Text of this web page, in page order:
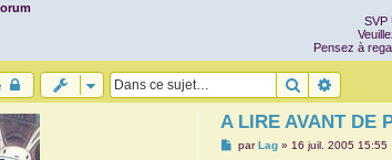
SVP
Pensez à
Rechercher
A LIRE AVANT DE
MparLag » 16 juil. 2005 15:55